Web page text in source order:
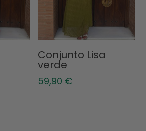
Conjunto Lisa
verde
59,90 €